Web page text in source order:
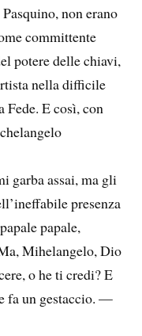
non erano
committente
potere delle chiavi,
nella difficile
Fede. E così, con
garba assai, ma gli
presenza
papale,
Mihelangelo, Dio
o he ti credi? E
fa un gestaccio. —